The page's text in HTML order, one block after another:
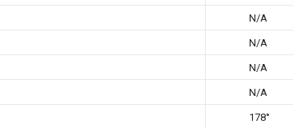
N/A
N/A
N/A
N/A
178°